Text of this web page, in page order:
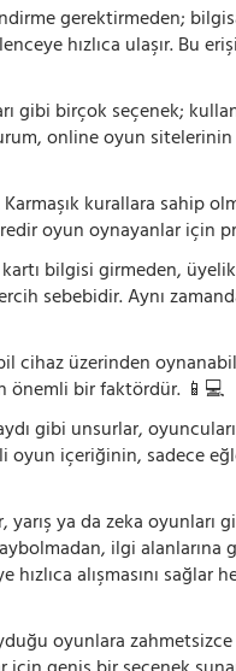
gerektirmeden;
hızlıca ulaşır. Bu
birçok seçenek;
online oyun sitelerinin
kurallara sahip
oyun oynayanlar için
bilgisi girmeden,
sebebidir. Aynı
üzerinden
önemli bir faktördür. 📱💻
gibi unsurlar,
oyun içeriğinin, sadece
yarış ya da zeka oyunları
ilgi alanlarına
alışmasını sağlar
oyunlara zahmetsizce